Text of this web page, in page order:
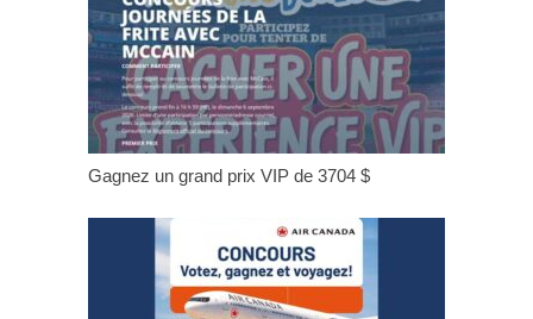
Gagnez un grand prix VIP de 3704 $